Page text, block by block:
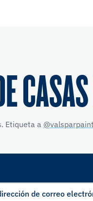
Etiqueta a @valsparpaint